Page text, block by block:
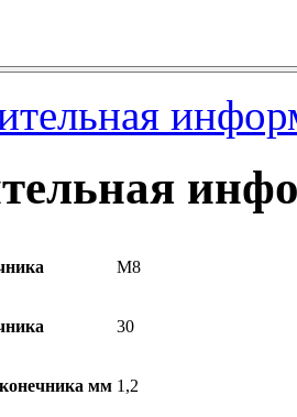
М8
30
мм 1,2